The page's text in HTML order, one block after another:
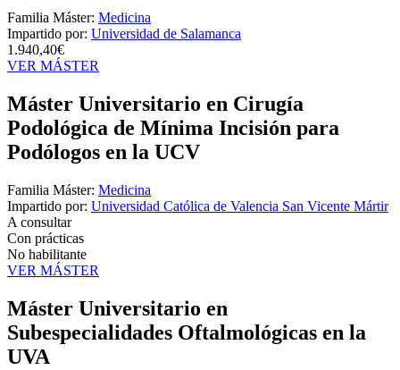
Familia Máster: Medicina
Impartido por: Universidad de Salamanca
1.940,40€
VER MÁSTER
Máster Universitario en Cirugía
Podológica de Mínima Incisión para
Podólogos en la UCV
Familia Máster: Medicina
Impartido por: Universidad Católica de Valencia San Vicente Mártir
A consultar
Con prácticas
No habilitante
VER MÁSTER
Máster Universitario en
Subespecialidades Oftalmológicas en la
UVA